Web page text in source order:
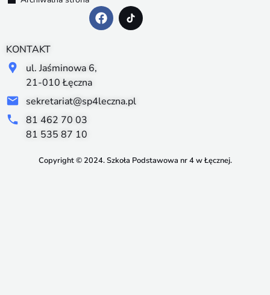
KONTAKT
ul. Jaśminowa 6,
21-010 Łęczna
sekretariat@sp4leczna.pl
81 462 70 03
81 535 87 10
Copyright © 2024. Szkoła Podstawowa nr 4 w Łęcznej.